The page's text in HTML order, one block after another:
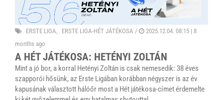
ERSTE LIGA ERSTE LIGA-HÉT JÁTÉKOSA / 2025.12.04. 08:15 | 8
months ago
A HÉT JÁTÉKOSA: HETÉNYI ZOLTÁN
Mint a jó bor, a korral Hetényi Zoltán is csak nemesedik: 38 éves
szapporói hősünk, az Erste Ligában korábban négyszer is az év
kapusának választott hálóőr most a Hét játékosa-címet érdemelte